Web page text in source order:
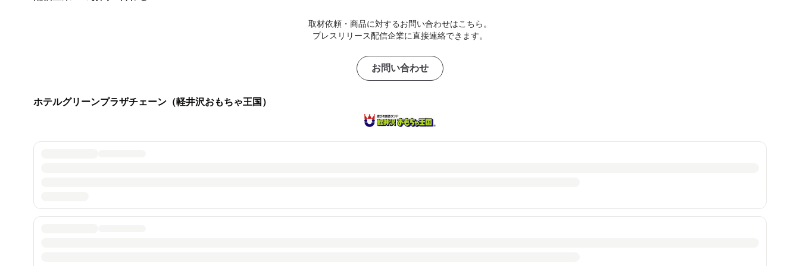
取材依頼・商品に対するお問い合わせはこちら。
プレスリリース配信企業に直接連絡できます。
お問い合わせ
ホテルグリーンプラザチェーン（軽井沢おもちゃ王国）